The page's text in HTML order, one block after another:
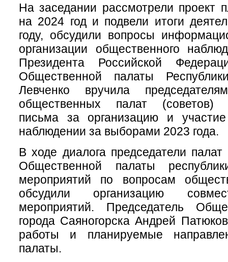
На заседании рассмотрели проект
на 2024 год и подвели итоги
году, обсудили вопросы
организации общественного
Президента Российской
Общественной палаты
Левченко вручила
общественных палат (советов)
письма за организацию и
наблюдении за выборами 2023 года.
В ходе диалога председатели
Общественной палаты
мероприятий по вопросам
обсудили организацию
мероприятий. Председатель
города Саяногорска Андрей
работы и планируемые
палаты.